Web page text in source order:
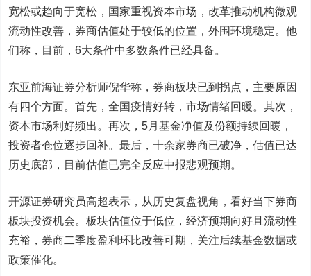
宽松或趋向于宽松，国家重视资本市场，改革推动机构微观
流动性改善，券商估值处于较低的位置，外围环境稳定。他
们称，目前，6大条件中多数条件已经具备。
东亚前海证券分析师倪华称，券商板块已到拐点，主要原因
有四个方面。首先，全国疫情好转，市场情绪回暖。其次，
资本市场利好频出。再次，5月基金净值及份额持续回暖，
投资者仓位逐步回补。最后，十余家券商已破净，估值已达
历史底部，目前估值已完全反应中报悲观预期。
开源证券研究员高超表示，从历史复盘视角，看好当下券商
板块投资机会。板块估值位于低位，经济预期向好且流动性
充裕，券商二季度盈利环比改善可期，关注后续基金数据或
政策催化。